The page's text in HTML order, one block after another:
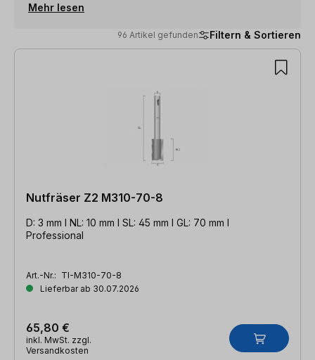
Mehr lesen
96 Artikel gefunden Filtern & Sortieren
96 Artikel gefunden
Nutfräser Z2 M310-70-8
D: 3 mm l NL: 10 mm l SL: 45 mm l GL: 70 mm l
Professional
Art.-Nr.: TI-M310-70-8
Lieferbar ab 30.07.2026
65,80 €
inkl. MwSt. zzgl.
Versandkosten